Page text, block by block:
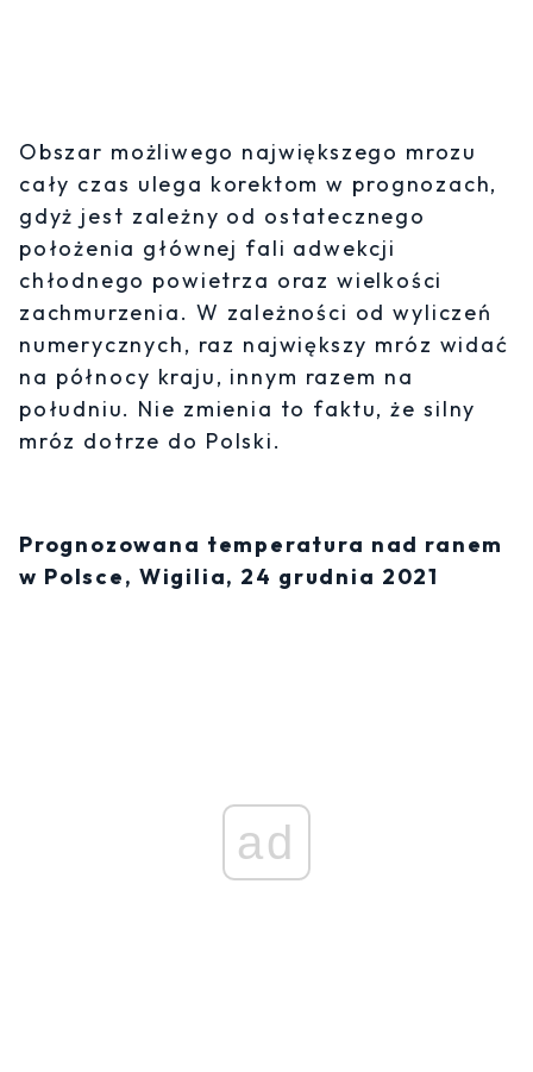
Obszar możliwego największego mrozu
cały czas ulega korektom w prognozach,
gdyż jest zależny od ostatecznego
położenia głównej fali adwekcji
chłodnego powietrza oraz wielkości
zachmurzenia. W zależności od wyliczeń
numerycznych, raz największy mróz widać
na północy kraju, innym razem na
południu. Nie zmienia to faktu, że silny
mróz dotrze do Polski.
Prognozowana temperatura nad ranem
w Polsce, Wigilia, 24 grudnia 2021
ad